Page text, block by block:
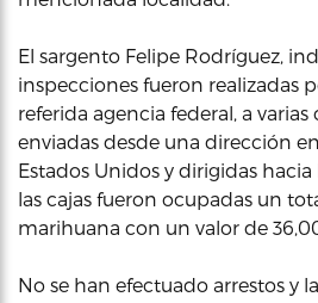
El sargento Felipe Rodríguez,
inspecciones fueron realizadas
referida agencia federal, a varias
enviadas desde una dirección
Estados Unidos y dirigidas hacia
las cajas fueron ocupadas un
marihuana con un valor de
No se han efectuado arrestos y